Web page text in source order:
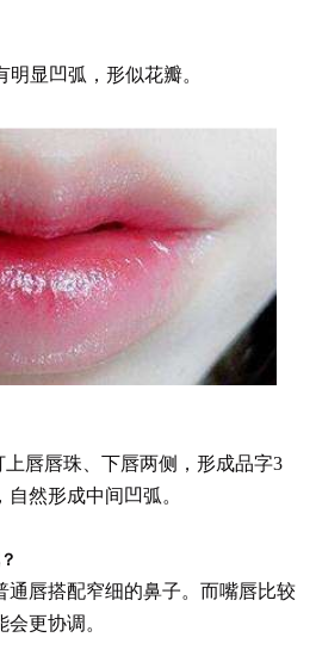
显凹弧，形似花瓣。
唇唇珠、下唇两侧，形成品字3
然形成中间凹弧。
通唇搭配窄细的鼻子。而嘴唇比较
更协调。